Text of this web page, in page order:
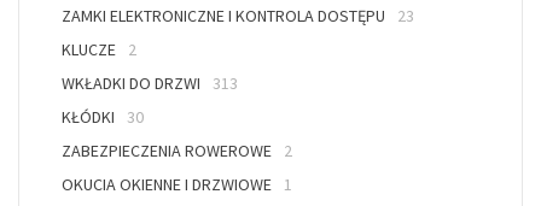
ZAMKI ELEKTRONICZNE I KONTROLA DOSTĘPU
23
KLUCZE
2
WKŁADKI DO DRZWI
313
KŁÓDKI
30
ZABEZPIECZENIA ROWEROWE
2
OKUCIA OKIENNE I DRZWIOWE
1